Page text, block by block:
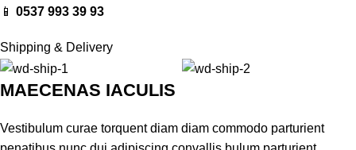
📱 0537 993 39 93
Shipping & Delivery
MAECENAS IACULIS
Vestibulum curae torquent diam diam commodo parturient